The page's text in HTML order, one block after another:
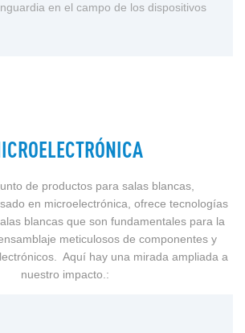
en el campo de los dispositivos
de productos para salas blancas,
en microelectrónica, ofrece tecnologías
blancas que son fundamentales para la
meticulosos de componentes y
Aquí hay una mirada ampliada a
nuestro impacto.: